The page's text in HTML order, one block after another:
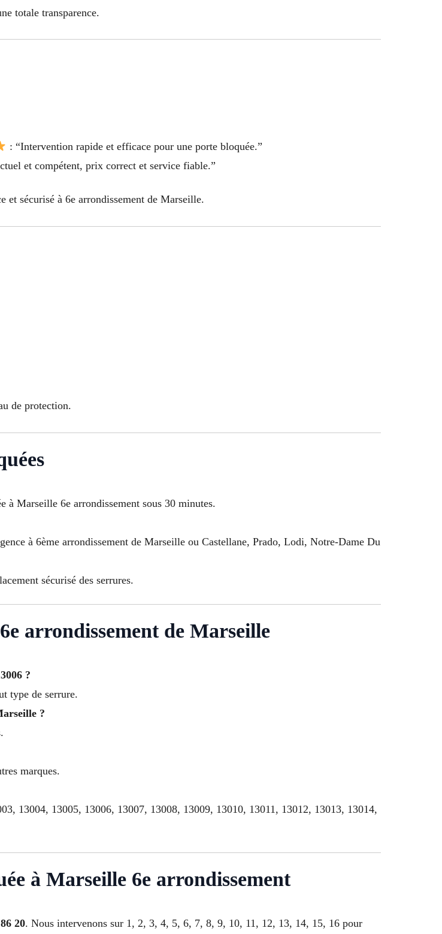
totale transparence.
: “Intervention rapide et efficace pour une porte bloquée.”
et compétent, prix correct et service fiable.”
et sécurisé à 6e arrondissement de Marseille.
de protection.
à Marseille 6e arrondissement sous 30 minutes.
à 6ème arrondissement de Marseille ou Castellane, Prado, Lodi, Notre-Dame Du
sécurisé des serrures.
arrondissement de Marseille
?
type de serrure.
?
marques.
13004, 13005, 13006, 13007, 13008, 13009, 13010, 13011, 13012, 13013, 13014,
à Marseille 6e arrondissement
20. Nous intervenons sur 1, 2, 3, 4, 5, 6, 7, 8, 9, 10, 11, 12, 13, 14, 15, 16 pour